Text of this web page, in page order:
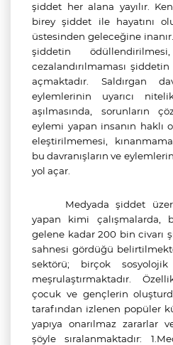
şiddet her alana yayılır.
birey şiddet ile hayatını
üstesinden geleceğine
şiddetin
cezalandırılmaması şiddetin
açmaktadır. Saldırgan
eylemlerinin uyarıcı
aşılmasında, sorunların
eylemi yapan insanın haklı
eleştirilmemesi,
bu davranışların ve
yol açar.
Medyada şiddet
yapan kimi çalışmalarda,
gelene kadar 200 bin civarı
sahnesi gördüğü
sektörü; birçok
meşrulaştırmaktadır.
çocuk ve gençlerin
tarafından izlenen popüler
yapıya onarılmaz zararlar
şöyle sıralanmaktadır: